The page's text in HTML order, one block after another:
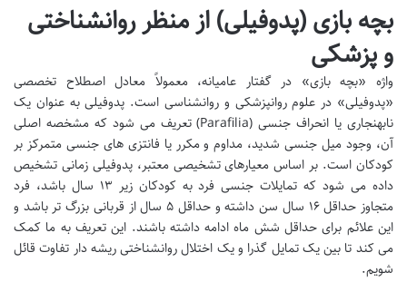
بچه بازی (پدوفیلی) از منظر روانشناختی
و پزشکی
واژه «بچه بازی» در گفتار عامیانه، معمولاً معادل اصطلاح تخصصی
«پدوفیلی» در علوم روانپزشکی و روانشناسی است. پدوفیلی به عنوان یک
نابهنجاری یا انحراف جنسی (Parafilia) تعریف می شود که مشخصه اصلی
آن، وجود میل جنسی شدید، مداوم و مکرر یا فانتزی های جنسی متمرکز بر
کودکان است. بر اساس معیارهای تشخیصی معتبر، پدوفیلی زمانی تشخیص
داده می شود که تمایلات جنسی فرد به کودکان زیر ۱۳ سال باشد، فرد
متجاوز حداقل ۱۶ سال سن داشته و حداقل ۵ سال از قربانی بزرگ تر باشد و
این علائم برای حداقل شش ماه ادامه داشته باشند. این تعریف به ما کمک
می کند تا بین یک تمایل گذرا و یک اختلال روانشناختی ریشه دار تفاوت قائل
شویم.